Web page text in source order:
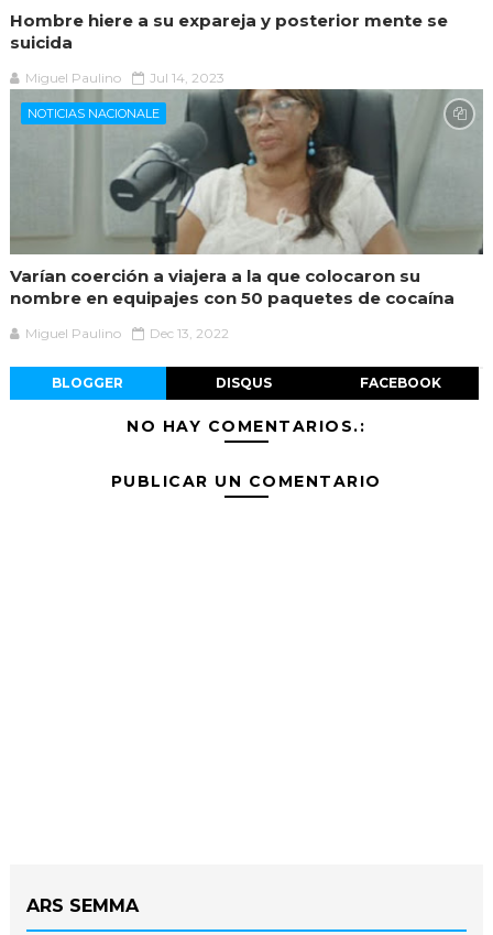
Hombre hiere a su expareja y posterior mente se
suicida
Miguel Paulino Jul 14, 2023
NOTICIAS NACIONALE
Varían coerción a viajera a la que colocaron su
nombre en equipajes con 50 paquetes de cocaína
Miguel Paulino Dec 13, 2022
BLOGGER DISQUS FACEBOOK
NO HAY COMENTARIOS.:
PUBLICAR UN COMENTARIO
ARS SEMMA